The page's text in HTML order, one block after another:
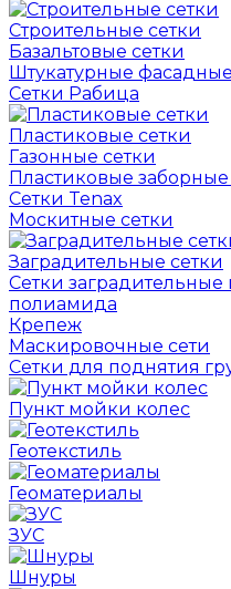
Строительные сетки
Базальтовые сетки
Штукатурные
Сетки Рабица
Пластиковые сетки
Газонные сетки
Пластиковые
Сетки Tenax
Москитные сетки
Заградительные сетки
Сетки
полиамида
Крепеж
Маскировочные сети
Сетки для поднятия
Пункт мойки колес
Геотекстиль
Геоматериалы
ЗУС
Шнуры